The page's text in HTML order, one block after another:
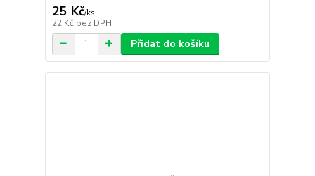
25 Kč/ks
22 Kč bez DPH
Přidat do košíku